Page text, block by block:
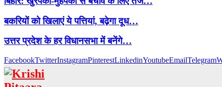
बकरियों को खिलाएं ये पत्तियां, बढ़ेगा दूध…
उत्तर प्रदेश के हर विधानसभा में बनेंगे…
FacebookTwitterInstagramPinterestLinkedinYoutubeEmailTelegram